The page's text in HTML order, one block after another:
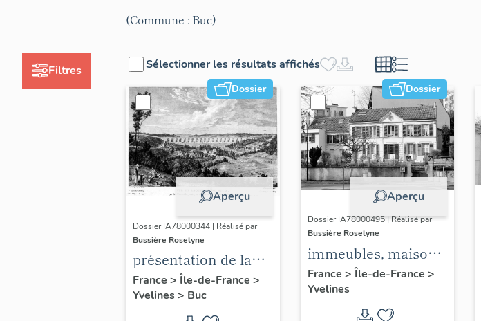
Filtres
(Commune : Buc)
Sélectionner les résultats affichés
Dossier
Aperçu
Dossier IA78000344 | Réalisé par
Bussière Roselyne
présentation de la
commune de Buc
France > Île-de-France >
Yvelines> Buc
Dossier
Aperçu
Dossier IA78000495 | Réalisé par
Bussière Roselyne
immeubles, maisons,
fermes
France > Île-de-France >
Yvelines